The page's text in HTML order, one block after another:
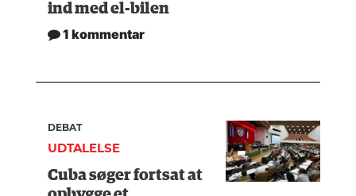
ind med el-bilen
1 kommentar
DEBAT
UDTALELSE
Cuba søger fortsat at